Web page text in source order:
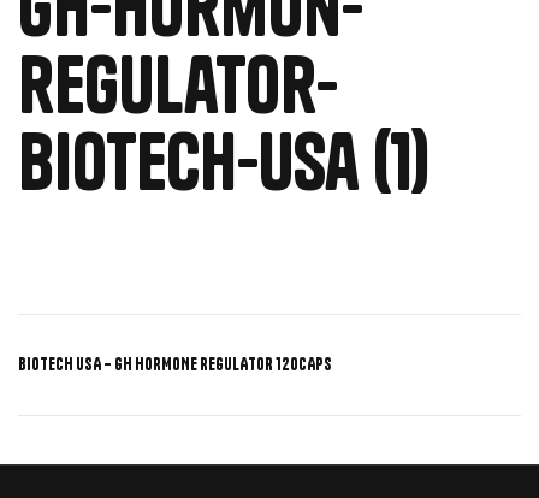
regulator-
biotech-usa (1)
BIOTECH USA – GH HORMONE REGULATOR 120CAPS